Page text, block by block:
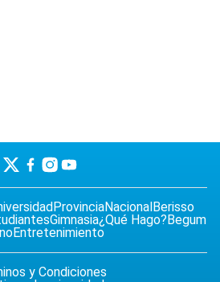
ProvinciaNacionalBerisso
Gimnasia¿Qué Hago?Begum
Entretenimiento
y Condiciones